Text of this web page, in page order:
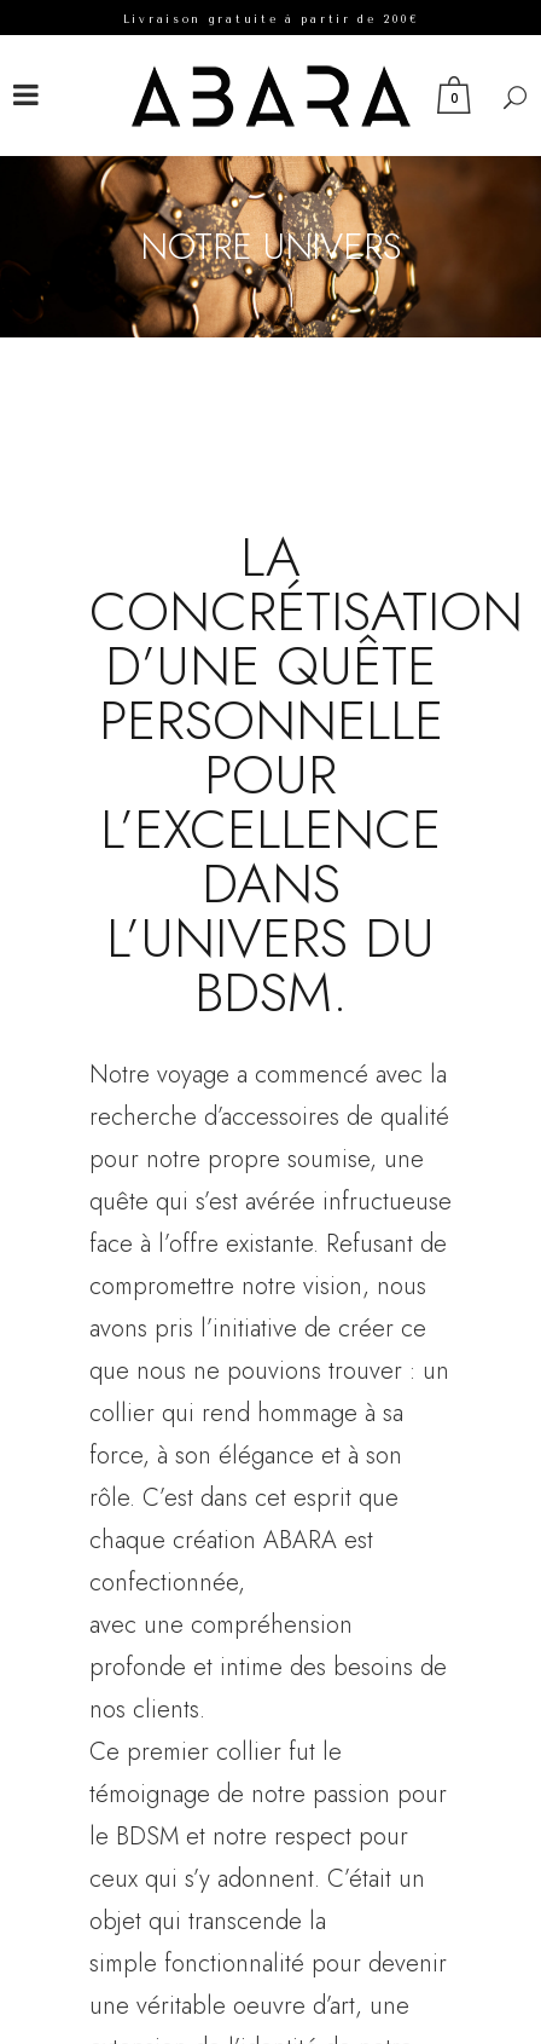
Livraison gratuite à partir de 200€
0
NOTRE UNIVERS
LA
CONCRÉTISATION
D’UNE QUÊTE
PERSONNELLE
POUR
L’EXCELLENCE
DANS
L’UNIVERS DU
BDSM.
Notre voyage a commencé avec la
recherche d’accessoires de qualité
pour notre propre soumise, une
quête qui s’est avérée infructueuse
face à l’offre existante. Refusant de
compromettre notre vision, nous
avons pris l’initiative de créer ce
que nous ne pouvions trouver : un
collier qui rend hommage à sa
force, à son élégance et à son
rôle. C’est dans cet esprit que
chaque création ABARA est
confectionnée,
avec une compréhension
profonde et intime des besoins de
nos clients.
Ce premier collier fut le
témoignage de notre passion pour
le BDSM et notre respect pour
ceux qui s’y adonnent. C’était un
objet qui transcende la
simple fonctionnalité pour devenir
une véritable oeuvre d’art, une